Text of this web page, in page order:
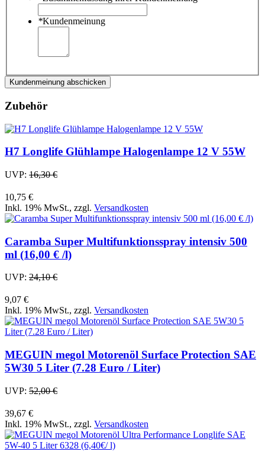
*Kundenmeinung
Kundenmeinung abschicken
Zubehör
H7 Longlife Glühlampe Halogenlampe 12 V 55W
UVP: 16,30 €
10,75 €
Inkl. 19% MwSt., zzgl. Versandkosten
Caramba Super Multifunktionsspray intensiv 500
ml (16,00 € /l)
UVP: 24,10 €
9,07 €
Inkl. 19% MwSt., zzgl. Versandkosten
MEGUIN megol Motorenöl Surface Protection SAE
5W30 5 Liter (7.28 Euro / Liter)
UVP: 52,00 €
39,67 €
Inkl. 19% MwSt., zzgl. Versandkosten